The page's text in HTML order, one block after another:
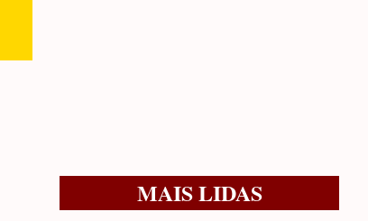
MAIS LIDAS